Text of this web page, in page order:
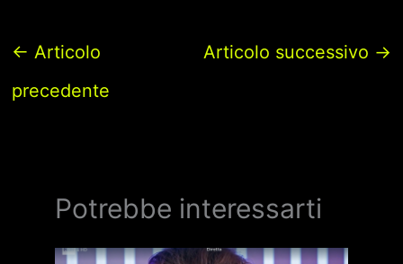
← Articolo
precedente
Articolo successivo →
Potrebbe interessarti